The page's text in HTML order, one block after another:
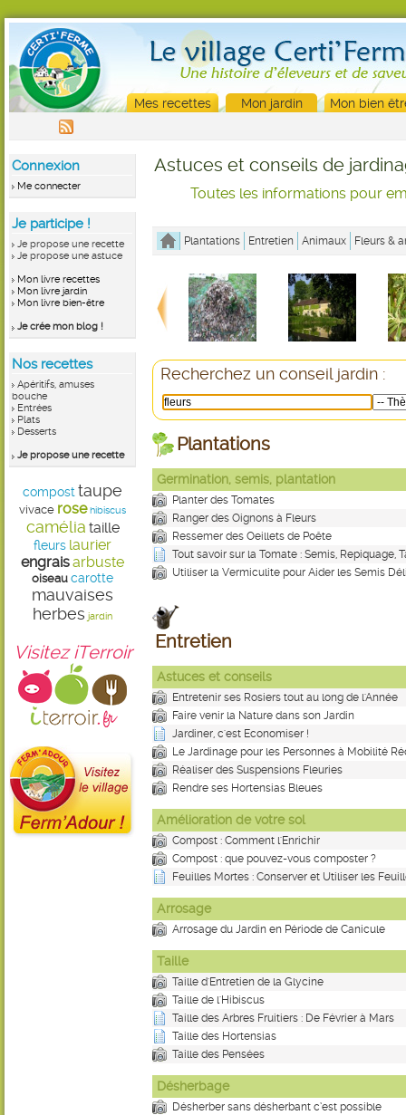
Mes recettes Mon jardin Mon bien
Connexion
Me connecter
Je participe !
Je propose une recette
Je propose une astuce
Mon livre recettes
Mon livre jardin
Mon livre bien-être
Je crée mon blog !
Nos recettes
Apéritifs, amuses
bouche
Entrées
Plats
Desserts
Je propose une recette
compost taupe
vivace rose hibiscus
camélia taille
fleurs laurier
engraisarbuste
oiseau carotte
mauvaises
herbes jardin
Visitez iTerroir
Astuces et conseils de
Toutes les informations pour
Plantations Entretien Animaux Fleurs &
Recherchez un conseil jardin :
Plantations
Germination, semis, plantation
Planter des Tomates
Ranger des Oignons à Fleurs
Ressemer des Oeillets de Poête
Tout savoir sur la Tomate : Semis, Repiquage,
Utiliser la Vermiculite pour Aider les Semis
Entretien
Astuces et conseils
Entretenir ses Rosiers tout au long de l'Année
Faire venir la Nature dans son Jardin
Jardiner, c'est Economiser !
Le Jardinage pour les Personnes à Mobilité
Réaliser des Suspensions Fleuries
Rendre ses Hortensias Bleues
Amélioration de votre sol
Compost : Comment l'Enrichir
Compost : que pouvez-vous composter ?
Feuilles Mortes : Conserver et Utiliser les
Arrosage
Arrosage du Jardin en Période de Canicule
Taille
Taille d'Entretien de la Glycine
Taille de l'Hibiscus
Taille des Arbres Fruitiers : De Février à Mars
Taille des Hortensias
Taille des Pensées
Désherbage
Désherber sans désherbant c’est possible